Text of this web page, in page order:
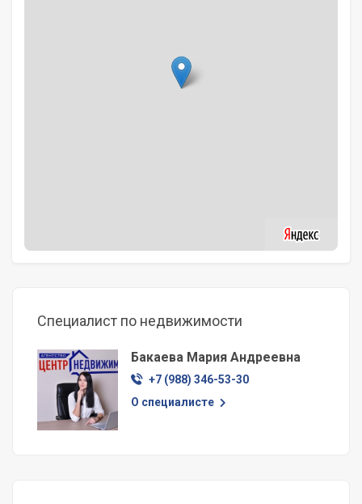
Специалист по недвижимости
Бакаева Мария Андреевна
+7 (988) 346-53-30
О специалисте